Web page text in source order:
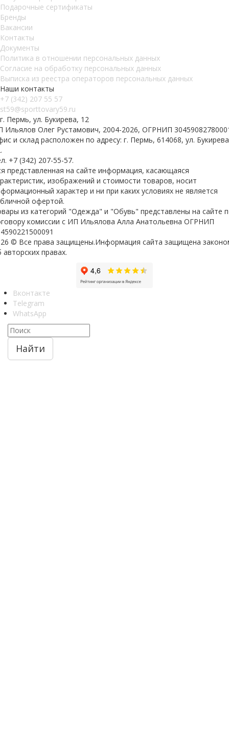
Подарочные сертификаты
Бренды
Вакансии
Контакты
Документы
Политика в отношении персональных данных
Согласие на обработку персональных данных
Выписка из реестра операторов персональных данных
Наши контакты
+7 (342) 207 55 57
st59@sporttovary59.ru
г. Пермь, ул. Букирева, 12
Ильялов Олег Рустамович, 2004-2026, ОГРНИП
и склад расположен по адресу: г. Пермь, 614068, ул.
+7 (342) 207-55-57.
представленная на сайте информация, касающаяся
изображений и стоимости товаров, носит
характер и ни при каких условиях не является
офертой.
из категорий "Одежда" и "Обувь" представлены на сайте
комиссии с ИП Ильялова Алла Анатольевна ОГРНИП
© Все права защищены.Информация сайта защищена
авторских правах.
Вконтакте
Telegram
WhatsApp
Найти